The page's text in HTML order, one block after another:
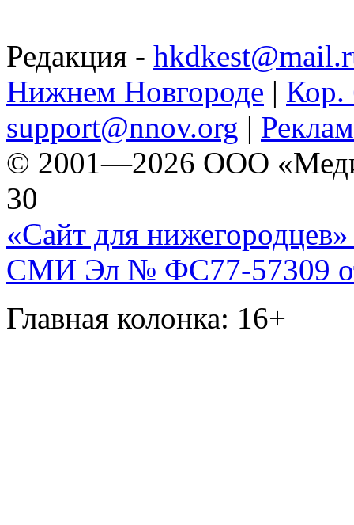
Редакция -
Нижнем Новгороде | Кор.
support@nnov.org |
© 2001—2026 ООО
30
«Сайт для нижегородцев»
СМИ Эл № ФС77-57309
Главная колонка: 16+